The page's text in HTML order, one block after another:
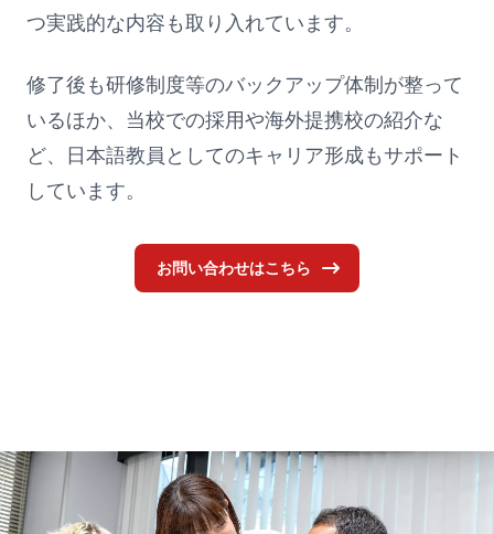
つ実践的な内容も取り入れています。
修了後も研修制度等のバックアップ体制が整って
いるほか、当校での採用や海外提携校の紹介な
ど、日本語教員としてのキャリア形成もサポート
しています。
お問い合わせはこちら